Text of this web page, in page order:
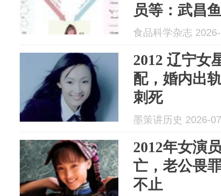
员等：武昌
脂代谢产物
食品科学杂志
2012 辽宁女
配，婚内出
刺死
墨策讲历史 2026-
2012年女演
亡，老公畏
不止